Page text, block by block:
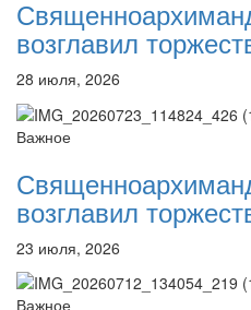
возглавил
28 июля, 2026
Важное
возглавил
23 июля, 2026
Важное